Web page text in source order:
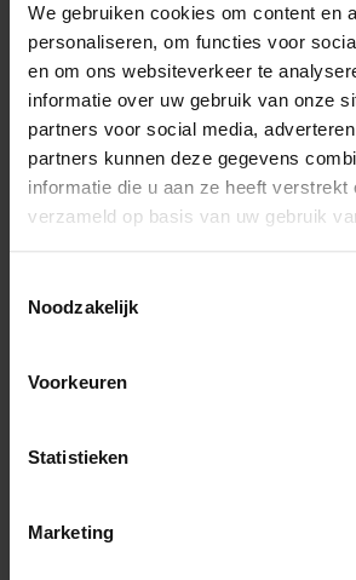
We gebruiken cookies om content en
personaliseren, om functies voor
en om ons websiteverkeer te
informatie over uw gebruik van onze
partners voor social media,
partners kunnen deze gegevens
informatie die u aan ze heeft verstrekt
verzameld op basis van uw gebruik
Noodzakelijk
Voorkeuren
Statistieken
Marketing
Barbecue aanbieding in de zomer
Met een Weber barbecue kan je
jaargetijde genieten van de
gerechten. Omdat alle Weber
deksel hebben, hoef je je niet
dat jouw smakelijke steak
dan ook leuke bbq aanbiedingen
en wil je starten met barbecueën
vind je snel bij een Weber dealer
webshop.